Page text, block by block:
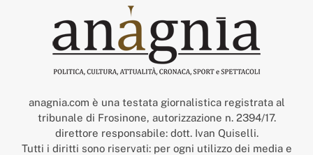
anagnia.com è una testata giornalistica registrata al
tribunale di Frosinone, autorizzazione n. 2394/17.
direttore responsabile: dott. Ivan Quiselli.
Tutti i diritti sono riservati: per ogni utilizzo dei media e